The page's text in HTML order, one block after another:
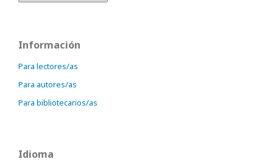
Información
Para lectores/as
Para autores/as
Para bibliotecarios/as
Idioma